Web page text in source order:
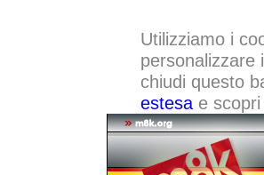
Utilizziamo i
personalizzare
chiudi questo
estesae scopri